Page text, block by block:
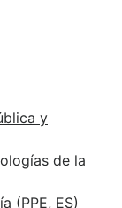
y
de la
(PPE, ES)